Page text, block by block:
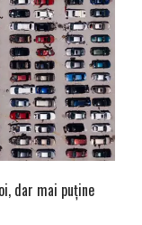
dar mai puține